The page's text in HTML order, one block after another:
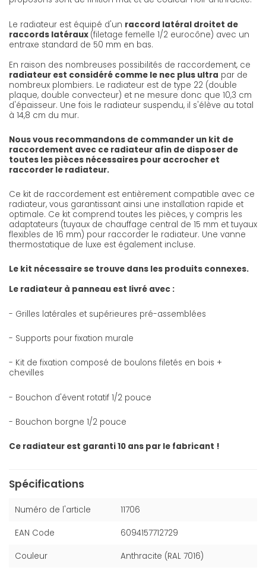
Le radiateur est équipé d'un raccord latéral droitet de
raccords latéraux (filetage femelle 1/2 eurocône) avec un
entraxe standard de 50 mm en bas.
En raison des nombreuses possibilités de raccordement, ce
radiateur est considéré comme le nec plus ultra par de
nombreux plombiers. Le radiateur est de type 22 (double
plaque, double convecteur) et ne mesure donc que 10,3 cm
d'épaisseur. Une fois le radiateur suspendu, il s'élève au total
à 14,8 cm du mur.
Nous vous recommandons de commander un kit de
raccordement avec ce radiateur afin de disposer de
toutes les pièces nécessaires pour accrocher et
raccorder le radiateur.
Ce kit de raccordement est entièrement compatible avec ce
radiateur, vous garantissant ainsi une installation rapide et
optimale. Ce kit comprend toutes les pièces, y compris les
adaptateurs (tuyaux de chauffage central de 15 mm et tuyaux
flexibles de 16 mm) pour raccorder le radiateur. Une vanne
thermostatique de luxe est également incluse.
Le kit nécessaire se trouve dans les produits connexes.
Le radiateur à panneau est livré avec :
- Grilles latérales et supérieures pré-assemblées
- Supports pour fixation murale
- Kit de fixation composé de boulons filetés en bois +
chevilles
- Bouchon d'évent rotatif 1/2 pouce
- Bouchon borgne 1/2 pouce
Ce radiateur est garanti 10 ans par le fabricant !
Spécifications
Numéro de l'article 11706
EAN Code 6094157712729
Couleur Anthracite (RAL 7016)